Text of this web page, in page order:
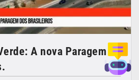
A nova Paragem